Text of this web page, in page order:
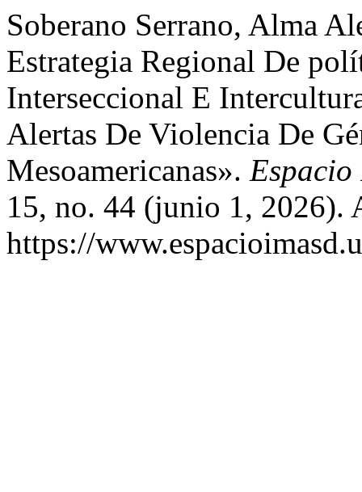
Soberano Serrano, Alma
Estrategia Regional De
Interseccional E
Alertas De Violencia De
Mesoamericanas».
15, no. 44 (junio 1, 2026).
https://